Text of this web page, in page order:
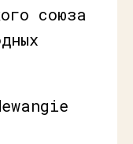
союза